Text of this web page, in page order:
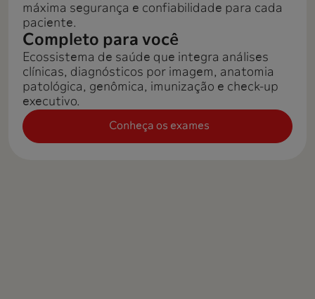
máxima segurança e confiabilidade para cada
paciente.
Completo para você
Ecossistema de saúde que integra análises
clínicas, diagnósticos por imagem, anatomia
patológica, genômica, imunização e check-up
executivo.
Conheça os exames